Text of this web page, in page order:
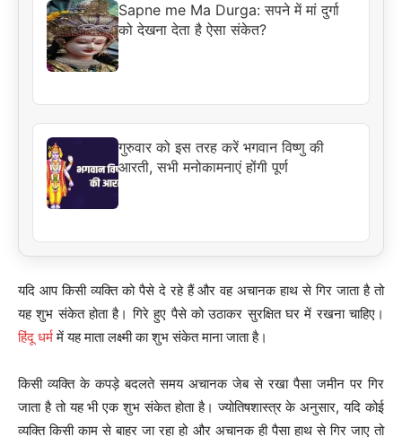
Sapne me Ma Durga: सपने में मां दुर्गा
को देखना देता है ऐसा संकेत?
गुरुवार को इस तरह करें भगवान विष्णु की
आरती, सभी मनोकामनाएं होंगी पूर्ण
यदि आप किसी व्यक्ति को पैसे दे रहे हैं और वह अचानक हाथ से गिर जाता है तो
यह शुभ संकेत होता है। गिरे हुए पैसे को उठाकर सुरक्षित घर में रखना चाहिए।
हिंदू धर्ममें यह माता लक्ष्मी का शुभ संकेत माना जाता है।
किसी व्यक्ति के कपड़े बदलते समय अचानक जेब से रखा पैसा जमीन पर गिर
जाता है तो यह भी एक शुभ संकेत होता है। ज्योतिषशास्त्र के अनुसार, यदि कोई
व्यक्ति किसी काम से बाहर जा रहा हो और अचानक ही पैसा हाथ से गिर जाए तो